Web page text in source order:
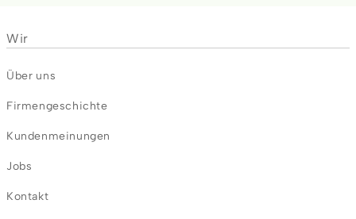
Wir
Über uns
Firmengeschichte
Kundenmeinungen
Jobs
Kontakt